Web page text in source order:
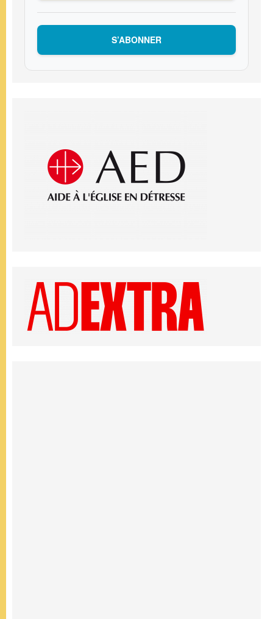
S’ABONNER